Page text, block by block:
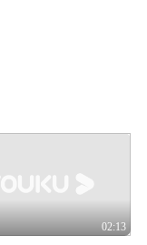
02:13